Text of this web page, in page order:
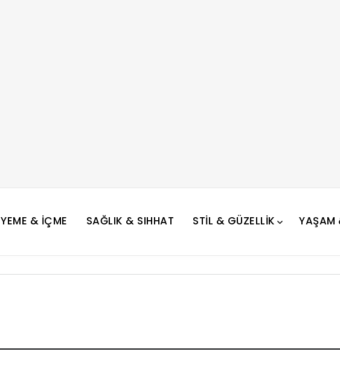
YEME & İÇME SAĞLIK & SIHHAT STIL & GÜZELLIK YAŞAM